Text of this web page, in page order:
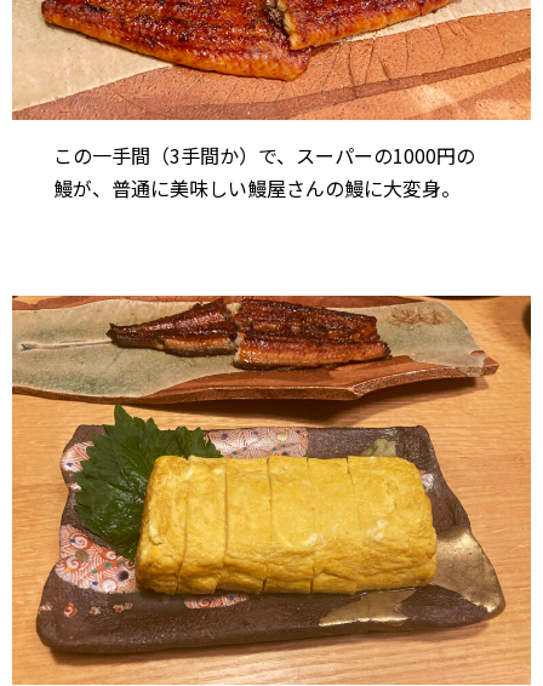
この一手間（3手間か）で、スーパーの1000円の
鰻が、普通に美味しい鰻屋さんの鰻に大変身。